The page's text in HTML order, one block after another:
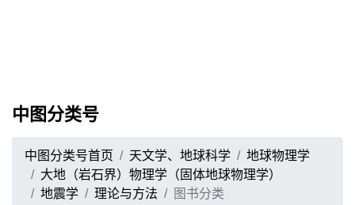
中图分类号
中图分类号首页 天文学、地球科学
地球物理学
大地（岩石界）物理学（固体地球物理学）
地震学
理论与方法 图书分类